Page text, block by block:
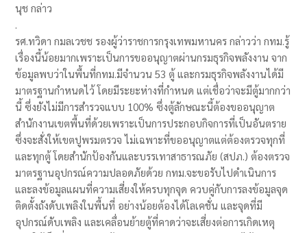
นุช กล่าว
รศ.ทวิดา กมลเวชช รองผู้ว่าราชการกรุงเทพมหานคร กล่าวว่า กทม.รู้
เรื่องนี้น้อยมากเพราะเป็นการขออนุญาตผ่านกรมธุรกิจพลังงาน จาก
ข้อมูลพบว่าในพื้นที่กทม.มีจำนวน 53 ตู้ และกรมธุรกิจพลังงานได้มี
มาตรฐานกำหนดไว้ โดยมีระยะห่างที่กำหนด แต่เชื่อว่าจะมีตู้มากกว่า
นี้ ซึ่งยังไม่มีการสำรวจแบบ 100% ซึ่งตู้ลักษณะนี้ต้องขออนุญาต
สำนักงานเขตพื้นที่ด้วยเพราะเป็นการประกอบกิจการที่เป็นอันตราย
ซึ่งจะสั่งให้เขตปูพรมตรวจ ไม่เฉพาะที่ขออนุญาตแต่ต้องตรวจทุกที่
และทุกตู้ โดยสำนักป้องกันและบรรเทาสาธารณภัย (สปภ.) ต้องตรวจ
มาตรฐานอุปกรณ์ความปลอดภัยด้วย กทม.จะขอรับไปดำเนินการ
และลงข้อมูลแผนที่ความเสี่ยงให้ครบทุกจุด ควบคู่กับการลงข้อมูลจุด
ติดตั้งถังดับเพลิงในพื้นที่ อย่างน้อยต้องได้โลเคชั่น และจุดที่มี
อุปกรณ์ดับเพลิง และเคลื่อนย้ายตู้ที่คาดว่าจะเสี่ยงต่อการเกิดเหตุ